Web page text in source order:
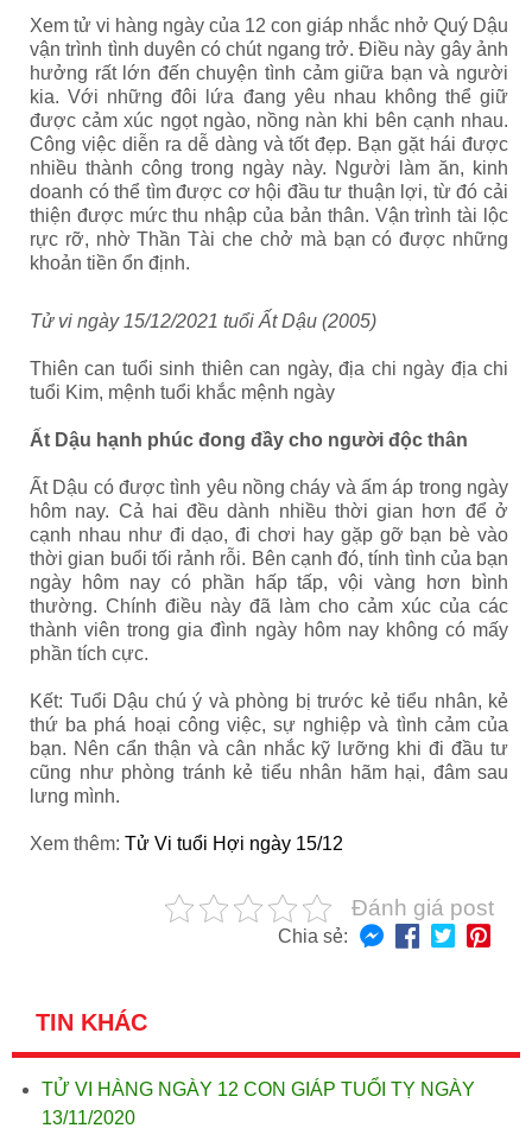
Xem tử vi hàng ngày của 12 con giáp nhắc nhở Quý Dậu
vận trình tình duyên có chút ngang trở. Điều này gây ảnh
hưởng rất lớn đến chuyện tình cảm giữa bạn và người
kia. Với những đôi lứa đang yêu nhau không thể giữ
được cảm xúc ngọt ngào, nồng nàn khi bên cạnh nhau.
Công việc diễn ra dễ dàng và tốt đẹp. Bạn gặt hái được
nhiều thành công trong ngày này. Người làm ăn, kinh
doanh có thể tìm được cơ hội đầu tư thuận lợi, từ đó cải
thiện được mức thu nhập của bản thân. Vận trình tài lộc
rực rỡ, nhờ Thần Tài che chở mà bạn có được những
khoản tiền ổn định.
Tử vi ngày 15/12/2021 tuổi Ất Dậu (2005)
Thiên can tuổi sinh thiên can ngày, địa chi ngày địa chi
tuổi Kim, mệnh tuổi khắc mệnh ngày
Ất Dậu hạnh phúc đong đầy cho người độc thân
Ất Dậu có được tình yêu nồng cháy và ấm áp trong ngày
hôm nay. Cả hai đều dành nhiều thời gian hơn để ở
cạnh nhau như đi dạo, đi chơi hay gặp gỡ bạn bè vào
thời gian buổi tối rảnh rỗi. Bên cạnh đó, tính tình của bạn
ngày hôm nay có phần hấp tấp, vội vàng hơn bình
thường. Chính điều này đã làm cho cảm xúc của các
thành viên trong gia đình ngày hôm nay không có mấy
phần tích cực.
Kết: Tuổi Dậu chú ý và phòng bị trước kẻ tiểu nhân, kẻ
thứ ba phá hoại công việc, sự nghiệp và tình cảm của
bạn. Nên cẩn thận và cân nhắc kỹ lưỡng khi đi đầu tư
cũng như phòng tránh kẻ tiểu nhân hãm hại, đâm sau
lưng mình.
Xem thêm: Tử Vi tuổi Hợi ngày 15/12
Đánh giá post
Chia sẻ:
TIN KHÁC
TỬ VI HÀNG NGÀY 12 CON GIÁP TUỔI TỴ NGÀY
13/11/2020